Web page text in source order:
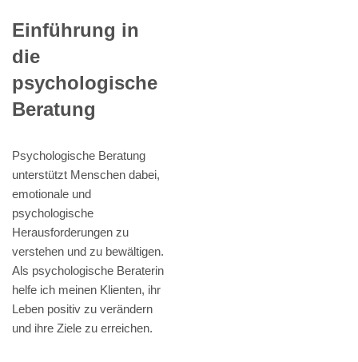
Einführung in
die
psychologische
Beratung
Psychologische Beratung
unterstützt Menschen dabei,
emotionale und
psychologische
Herausforderungen zu
verstehen und zu bewältigen.
Als psychologische Beraterin
helfe ich meinen Klienten, ihr
Leben positiv zu verändern
und ihre Ziele zu erreichen.